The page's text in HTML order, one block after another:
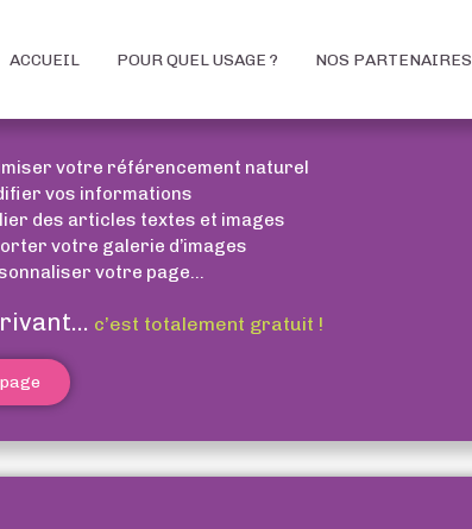
ACCUEIL POUR QUEL USAGE ? NOS PARTENAIRES
votre référencement naturel
vos informations
des articles textes et images
votre galerie d’images
votre page...
c’est totalement gratuit !